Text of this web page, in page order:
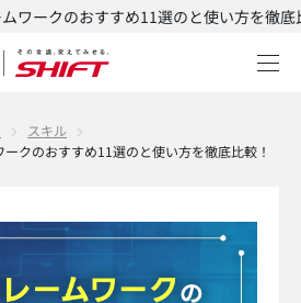
ムワークのおすすめ11選のと使い方を徹
スキル
ークのおすすめ11選のと使い方を徹底比較！